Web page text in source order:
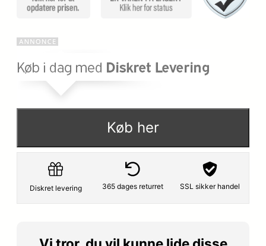
i
p
i
s
v
a
s
:
1
1
,
Køb her
Diskret levering 365 dages returret SSL sikker handel